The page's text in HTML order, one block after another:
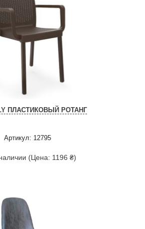
ПЛАСТИКОВЫЙ РОТАНГ
Артикул: 12795
(Цена: 1196 ₴)